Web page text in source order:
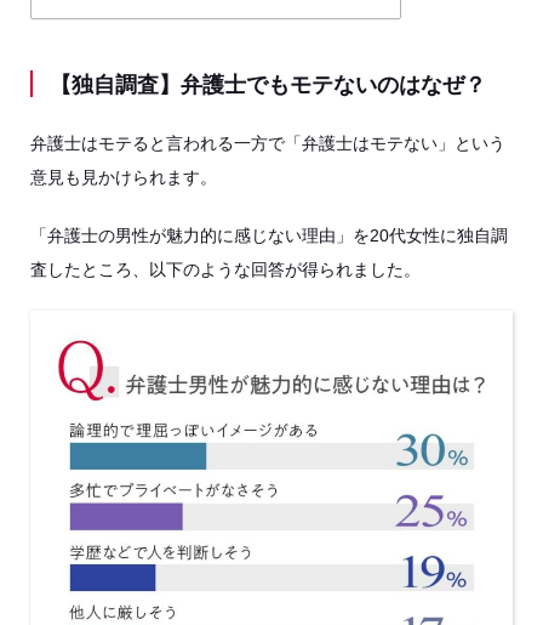
【独自調査】弁護士でもモテないのはなぜ？
弁護士はモテると言われる一方で「弁護士はモテない」という
意見も見かけられます。
「弁護士の男性が魅力的に感じない理由」を20代女性に独自調
査したところ、以下のような回答が得られました。